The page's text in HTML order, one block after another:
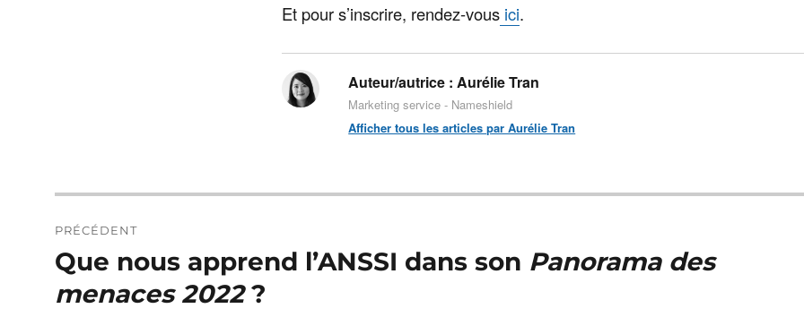
Et pour s’inscrire, rendez-vous ici.
Auteur/autrice : Aurélie Tran
Marketing service - Nameshield
Afficher tous les articles par Aurélie Tran
de
l’article
PRÉCÉDENT
Publication
Que nous apprend l’ANSSI dans son Panorama des
menaces 2022?